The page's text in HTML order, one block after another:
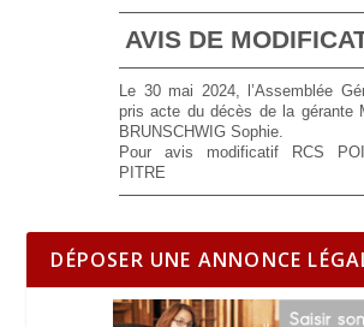
AVIS DE
Le 30 mai 2024,
l’Assemblée
pris acte du décès de la gérante
BRUNSCHWIG Sophie.
Pour avis modificatif RCS
PITRE
DÉPOSER UNE ANNONCE